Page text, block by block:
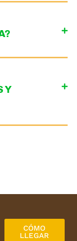
Y
CÓMO
LLEGAR